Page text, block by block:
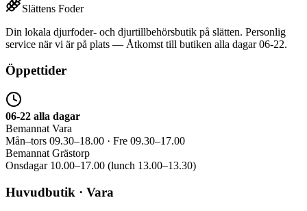
Slättens Foder
Din lokala djurfoder- och djurtillbehörsbutik på slätten. Personlig
service när vi är på plats — Åtkomst till butiken alla dagar 06-22.
Öppettider
06-22 alla dagar
Bemannat Vara
Mån–tors 09.30–18.00 · Fre 09.30–17.00
Bemannat Grästorp
Onsdagar 10.00–17.00 (lunch 13.00–13.30)
Huvudbutik · Vara